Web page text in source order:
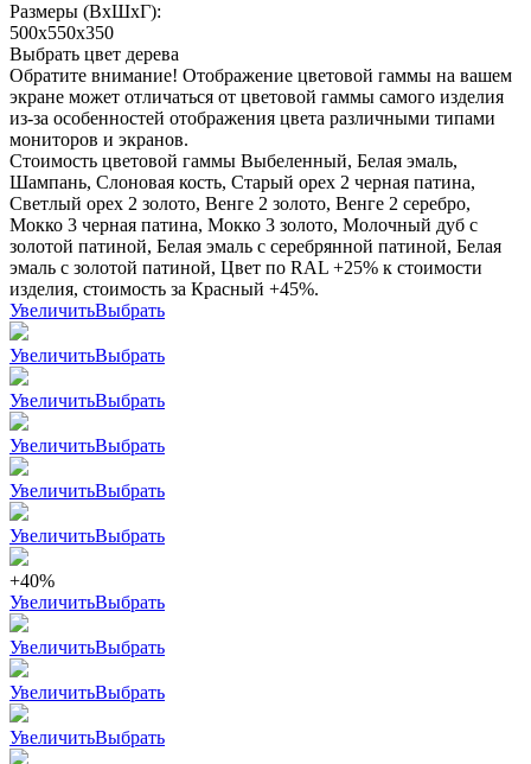
Размеры (ВхШхГ):
500x550x350
Выбрать цвет дерева
Обратите внимание! Отображение цветовой гаммы на вашем
экране может отличаться от цветовой гаммы самого изделия
из-за особенностей отображения цвета различными типами
мониторов и экранов.
Стоимость цветовой гаммы Выбеленный, Белая эмаль,
Шампань, Слоновая кость, Старый орех 2 черная патина,
Светлый орех 2 золото, Венге 2 золото, Венге 2 серебро,
Мокко 3 черная патина, Мокко 3 золото, Молочный дуб с
золотой патиной, Белая эмаль с серебрянной патиной, Белая
эмаль с золотой патиной, Цвет по RAL +25% к стоимости
изделия, стоимость за Красный +45%.
УвеличитьВыбрать
УвеличитьВыбрать
УвеличитьВыбрать
УвеличитьВыбрать
УвеличитьВыбрать
УвеличитьВыбрать
+40%
УвеличитьВыбрать
УвеличитьВыбрать
УвеличитьВыбрать
УвеличитьВыбрать